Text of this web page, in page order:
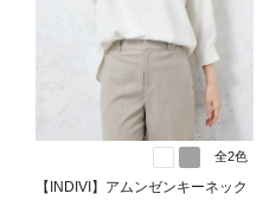
全2色
【INDIVI】アムンゼンキーネック